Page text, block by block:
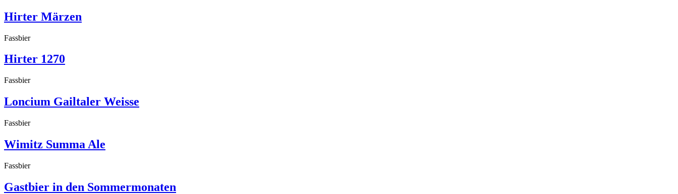
Hirter Märzen
Fassbier
Hirter 1270
Fassbier
Loncium Gailtaler Weisse
Fassbier
Wimitz Summa Ale
Fassbier
Gastbier in den Sommermonaten